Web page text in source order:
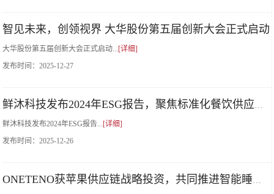
智见未来，创领视界 大华股份第五届创新大会正式启动
大华股份第五届创新大会正式启动...[详细]
发布时间：2025-12-27
鲜沐科技发布2024年ESG报告...[详细]
发布时间：2025-12-26